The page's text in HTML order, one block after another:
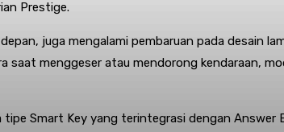
Prestige.
juga mengalami pembaruan pada desain
menggeser atau mendorong kendaraan,
Smart Key yang terintegrasi dengan